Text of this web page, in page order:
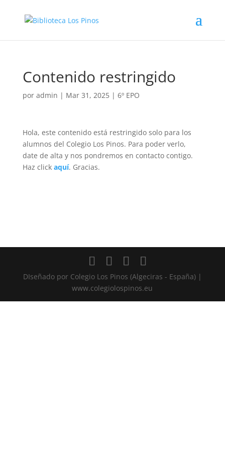
Contenido restringido
por admin | Mar 31, 2025| 6º EPO
Hola, este contenido está restringido solo para los
alumnos del Colegio Los Pinos. Para poder verlo,
date de alta y nos pondremos en contacto contigo.
Haz click aquí. Gracias.
DIseñado por Colegio Los Pinos (Algeciras - España) |
www.colegiolospinos.eu